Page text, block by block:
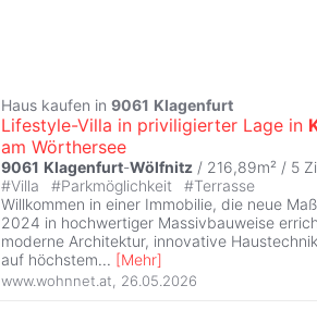
Haus kaufen in 9061 Klagenfurt
Lifestyle-Villa in priviligierter Lage in
am Wörthersee
9061 Klagenfurt-Wölfnitz / 216,89m² / 5
#Villa #Parkmöglichkeit #Terrasse
Willkommen in einer Immobilie, die neue
2024 in hochwertiger Massivbauweise
moderne Architektur, innovative
auf höchstem... [Mehr]
www.wohnnet.at 26.05.2026